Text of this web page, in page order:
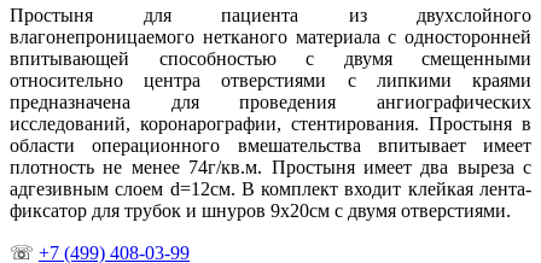
Простыня для пациента из двухслойного
влагонепроницаемого нетканого материала с односторонней
впитывающей способностью с двумя смещенными
относительно центра отверстиями с липкими краями
предназначена для проведения ангиографических
исследований, коронарографии, стентирования. Простыня в
области операционного вмешательства впитывает имеет
плотность не менее 74г/кв.м. Простыня имеет два выреза с
адгезивным слоем d=12см. В комплект входит клейкая лента-
фиксатор для трубок и шнуров 9х20см с двумя отверстиями.
☏ +7 (499) 408-03-99